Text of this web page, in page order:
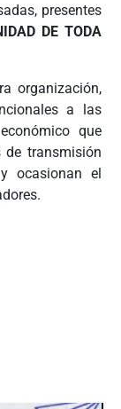
presentes
DE TODA
organización,
a las
que
de transmisión
ocasionan el